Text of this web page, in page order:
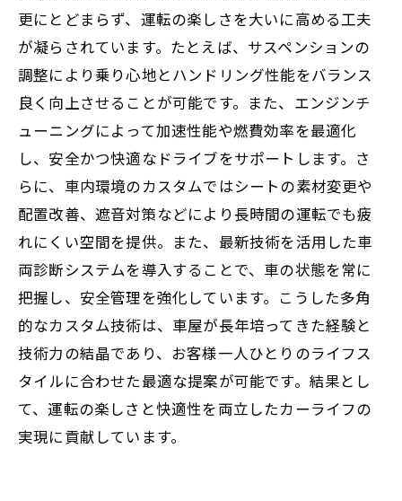
更にとどまらず、運転の楽しさを大いに高める工夫
が凝らされています。たとえば、サスペンションの
調整により乗り心地とハンドリング性能をバランス
良く向上させることが可能です。また、エンジンチ
ューニングによって加速性能や燃費効率を最適化
し、安全かつ快適なドライブをサポートします。さ
らに、車内環境のカスタムではシートの素材変更や
配置改善、遮音対策などにより長時間の運転でも疲
れにくい空間を提供。また、最新技術を活用した車
両診断システムを導入することで、車の状態を常に
把握し、安全管理を強化しています。こうした多角
的なカスタム技術は、車屋が長年培ってきた経験と
技術力の結晶であり、お客様一人ひとりのライフス
タイルに合わせた最適な提案が可能です。結果とし
て、運転の楽しさと快適性を両立したカーライフの
実現に貢献しています。